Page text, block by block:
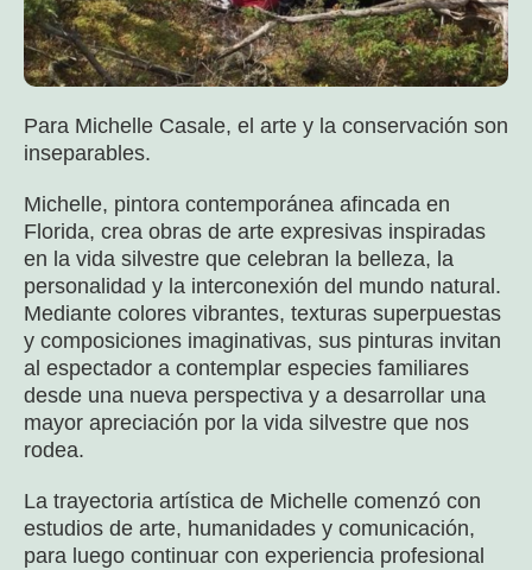
Para Michelle Casale, el arte y la conservación son
inseparables.
Michelle, pintora contemporánea afincada en
Florida, crea obras de arte expresivas inspiradas
en la vida silvestre que celebran la belleza, la
personalidad y la interconexión del mundo natural.
Mediante colores vibrantes, texturas superpuestas
y composiciones imaginativas, sus pinturas invitan
al espectador a contemplar especies familiares
desde una nueva perspectiva y a desarrollar una
mayor apreciación por la vida silvestre que nos
rodea.
La trayectoria artística de Michelle comenzó con
estudios de arte, humanidades y comunicación,
para luego continuar con experiencia profesional